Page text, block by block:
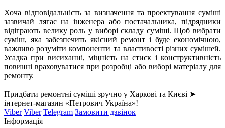
Хоча відповідальність за визначення та проектування суміші
зазвичай лягає на інженера або постачальника, підрядники
відіграють велику роль у виборі складу суміші. Щоб вибрати
суміш, яка забезпечить якісний ремонт і буде економічною,
важливо розуміти компоненти та властивості різних сумішей.
Усадка при висиханні, міцність на стиск і конструктивність
повинні враховуватися при розробці або виборі матеріалу для
ремонту.
Придбати ремонтні суміші зручно у Харкові та Києві ➤
інтернет-магазин «Петрович Україна»!
Viber Viber Telegram Замовити дзвінок
Інформація